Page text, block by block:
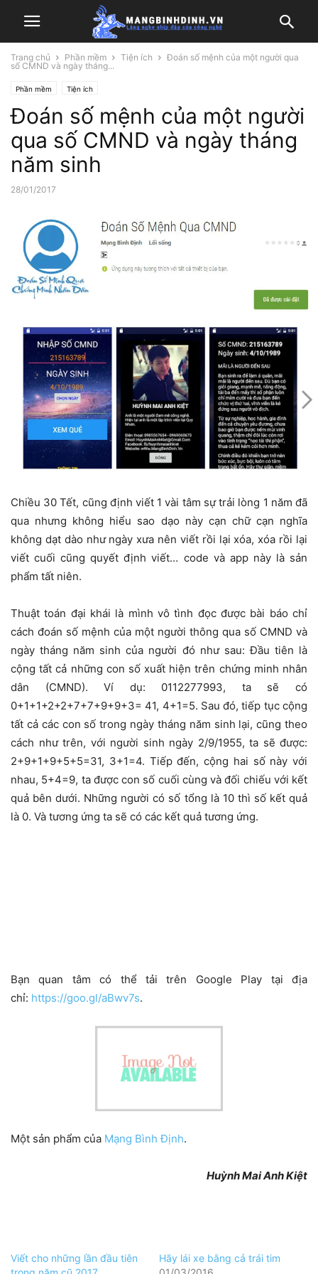
Trang chủ Phần mềm Tiện ích
Đoán số mệnh của một người qua
số CMND và ngày tháng...
Phần mềm Tiện ích
Đoán số mệnh của một người
qua số CMND và ngày tháng
năm sinh
28/01/2017
Chiều 30 Tết, cũng định viết 1 vài tâm sự trải lòng 1 năm đã
qua nhưng không hiểu sao dạo này cạn chữ cạn nghĩa
không dạt dào như ngày xưa nên viết rồi lại xóa, xóa rồi lại
viết cuối cũng quyết định viết… code và app này là sản
phẩm tất niên.
Thuật toán đại khái là mình vô tình đọc được bài báo chỉ
cách đoán số mệnh của một người thông qua số CMND và
ngày tháng năm sinh của người đó như sau: Đầu tiên là
cộng tất cả những con số xuất hiện trên chứng minh nhân
dân (CMND). Ví dụ: 0112277993, ta sẽ có
0+1+1+2+2+7+7+9+9+3= 41, 4+1=5. Sau đó, tiếp tục cộng
tất cả các con số trong ngày tháng năm sinh lại, cũng theo
cách như trên, với người sinh ngày 2/9/1955, ta sẽ được:
2+9+1+9+5+5=31, 3+1=4. Tiếp đến, cộng hai số này với
nhau, 5+4=9, ta được con số cuối cùng và đối chiếu với kết
quả bên dưới. Những người có số tổng là 10 thì số kết quả
là 0. Và tương ứng ta sẽ có các kết quả tương ứng.
Bạn quan tâm có thể tải trên Google Play tại địa
chỉ: https://goo.gl/aBwv7s.
Một sản phẩm của Mạng Bình Định.
Huỳnh Mai Anh Kiệt
Viết cho những lần đầu tiên
Hãy lái xe bằng cả trái tim